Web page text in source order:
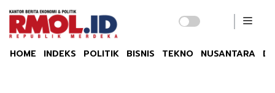
HOME INDEKS POLITIK BISNIS TEKNO NUSANTARA